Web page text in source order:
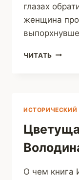
глазах
женщина
ЧИТАТЬ ПОД
О чем книга